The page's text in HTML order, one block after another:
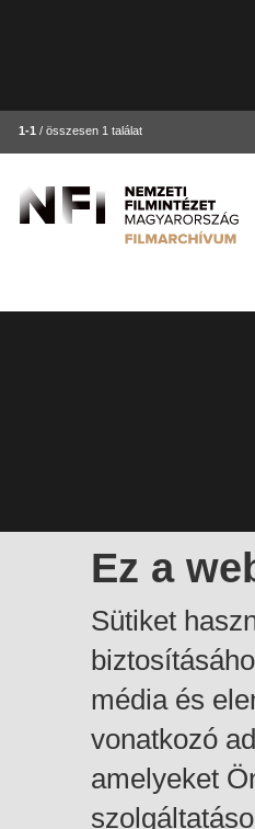
1-1 / összesen 1 találat
Ez a
Sütiket
média és
vonatkozó
amelyeket